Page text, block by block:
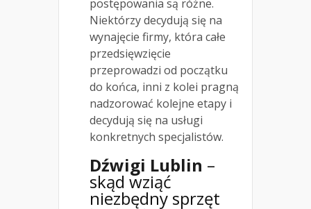
postępowania są różne.
Niektórzy decydują się na
wynajęcie firmy, która całe
przedsięwzięcie
przeprowadzi od początku
do końca, inni z kolei pragną
nadzorować kolejne etapy i
decydują się na usługi
konkretnych specjalistów.
Dźwigi Lublin –
skąd wziąć
niezbędny sprzęt